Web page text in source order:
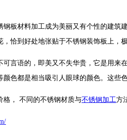
钢板材料加工成为美丽又有个性的建筑
，恰到好处地张贴于不锈钢装饰板上，
可言语的，即美又不失华贵，它是用来
颜色都是相当吸引人眼球的颜色。这些
格， 不同的不锈钢材质与不锈钢加工方